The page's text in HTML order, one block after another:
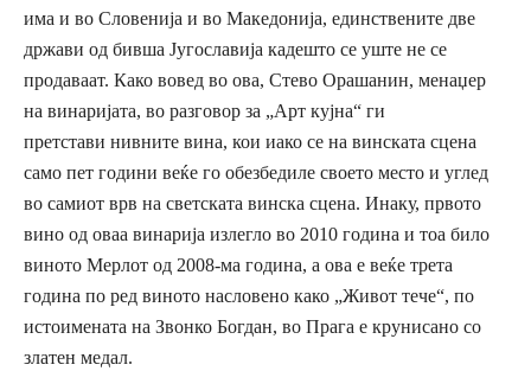
има и во Словенија и во Македонија, единствените две
држави од бивша Југославија кадешто се уште не се
продаваат. Како вовед во ова, Стево Орашанин, менаџер
на винаријата, во разговор за „Арт кујна“ ги
претстави нивните вина, кои иако се на винската сцена
само пет години веќе го обезбедиле своето место и углед
во самиот врв на светската винска сцена. Инаку, првото
вино од оваа винарија излегло во 2010 година и тоа било
виното Мерлот од 2008-ма година, а ова е веќе трета
година по ред виното насловено како „Живот тече“, по
истоимената на Звонко Богдан, во Прага е крунисано со
златен медал.